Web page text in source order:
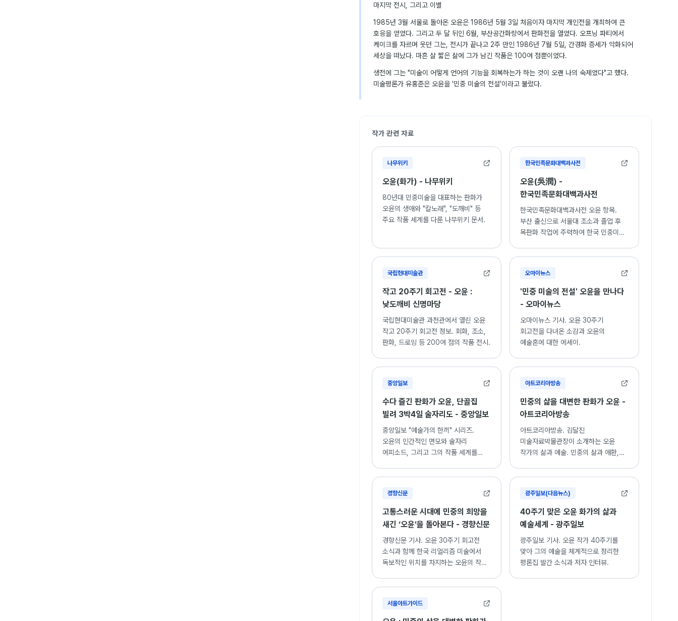
마지막 전시, 그리고 이별
1985년 3월 서울로 돌아온 오윤은 1986년 5월 3일 처음이자 마지막 개인전을 개최하여 큰
호응을 얻었다. 그리고 두 달 뒤인 6월, 부산공간화랑에서 판화전을 열었다. 오프닝 파티에서
케이크를 자르며 웃던 그는, 전시가 끝나고 2주 만인 1986년 7월 5일, 간경화 증세가 악화되어
세상을 떠났다. 마흔 살 짧은 삶에 그가 남긴 작품은 100여 점뿐이었다.
생전에 그는 "미술이 어떻게 언어의 기능을 회복하는가 하는 것이 오랜 나의 숙제였다"고 했다.
미술평론가 유홍준은 오윤을 '민중 미술의 전설'이라고 불렀다.
작가 관련 자료
나무위키
오윤(화가) - 나무위키
80년대 민중미술을 대표하는 판화가
오윤의 생애와 "칼노래", "도깨비" 등
주요 작품 세계를 다룬 나무위키 문서.
한국민족문화대백과사전
오윤(吳潤) -
한국민족문화대백과사전
한국민족문화대백과사전 오윤 항목.
부산 출신으로 서울대 조소과 졸업 후
목판화 작업에 주력하여 한국 민중미술
국립현대미술관
작고 20주기 회고전 - 오윤 :
낮도깨비 신명마당
국립현대미술관 과천관에서 열린 오윤
작고 20주기 회고전 정보. 회화, 조소,
판화, 드로잉 등 200여 점의 작품 전시.
오마이뉴스
'민중 미술의 전설' 오윤을 만나다
- 오마이뉴스
오마이뉴스 기사. 오윤 30주기
회고전을 다녀온 소감과 오윤의
예술혼에 대한 에세이.
중앙일보
수다 즐긴 판화가 오윤, 단골집
빌려 3박4일 술자리도 - 중앙일보
중앙일보 "예술가의 한끼" 시리즈.
오윤의 인간적인 면모와 술자리
에피소드, 그리고 그의 작품 세계를
아트코리아방송
민중의 삶을 대변한 판화가 오윤 -
아트코리아방송
아트코리아방송. 김달진
미술자료박물관장이 소개하는 오윤
작가의 삶과 예술. 민중의 삶과 애환,
경향신문
고통스러운 시대에 민중의 희망을
새긴 ‘오윤’을 돌아본다 - 경향신문
경향신문 기사. 오윤 30주기 회고전
소식과 함께 한국 리얼리즘 미술에서
독보적인 위치를 차지하는 오윤의 작품
광주일보(다음뉴스)
40주기 맞은 오윤 화가의 삶과
예술세계 - 광주일보
광주일보 기사. 오윤 작가 40주기를
맞아 그의 예술을 체계적으로 정리한
평론집 발간 소식과 저자 인터뷰.
서울아트가이드